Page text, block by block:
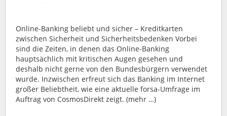
Online-Banking beliebt und sicher – Kreditkarten
zwischen Sicherheit und Sicherheitsbedenken Vorbei
sind die Zeiten, in denen das Online-Banking
hauptsächlich mit kritischen Augen gesehen und
deshalb nicht gerne von den Bundesbürgern verwendet
wurde. Inzwischen erfreut sich das Banking im Internet
großer Beliebtheit, wie eine aktuelle forsa-Umfrage im
Auftrag von CosmosDirekt zeigt. (mehr …)